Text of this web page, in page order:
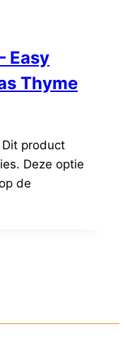
Easy
Thyme
Dit product
Deze optie
de